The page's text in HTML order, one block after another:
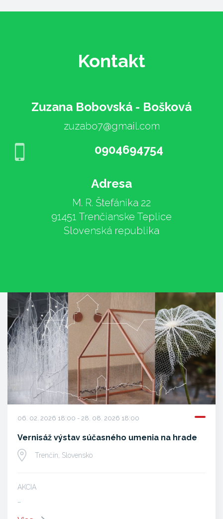
Kontakt
Zuzana Bobovská - Bošková
zuzabo7@gmail.com
0904694754
Adresa
M. R. Štefánika 22
91451 Trenčianske Teplice
Slovenská republika
06. 02. 2026 18:00 - 28. 08. 2026 18:00
Vernisáž výstav súčasného umenia na hrade
Trenčín, Slovensko
AKCIA